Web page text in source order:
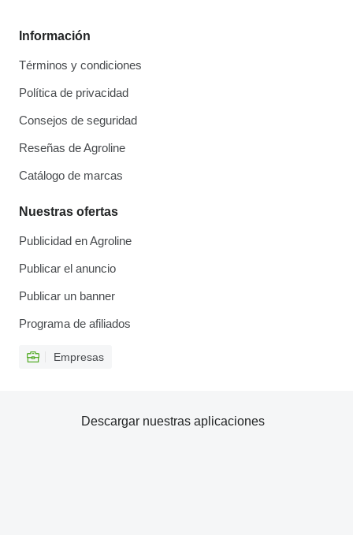
Información
Términos y condiciones
Política de privacidad
Consejos de seguridad
Reseñas de Agroline
Catálogo de marcas
Nuestras ofertas
Publicidad en Agroline
Publicar el anuncio
Publicar un banner
Programa de afiliados
Empresas
Descargar nuestras aplicaciones